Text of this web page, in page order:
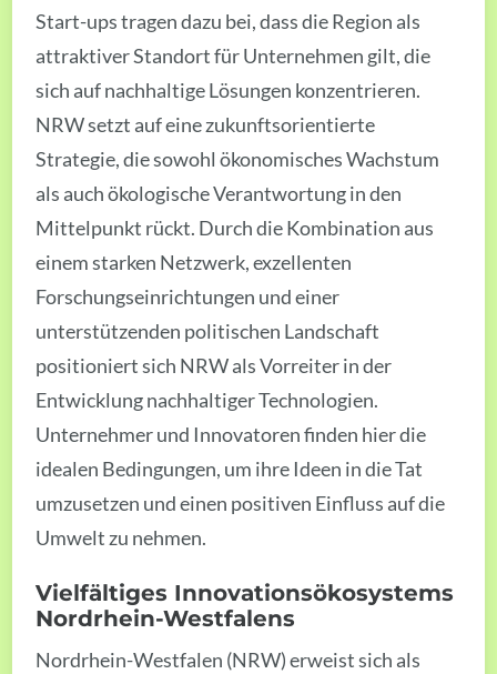
Start-ups tragen dazu bei, dass die Region als
attraktiver Standort für Unternehmen gilt, die
sich auf nachhaltige Lösungen konzentrieren.
NRW setzt auf eine zukunftsorientierte
Strategie, die sowohl ökonomisches Wachstum
als auch ökologische Verantwortung in den
Mittelpunkt rückt. Durch die Kombination aus
einem starken Netzwerk, exzellenten
Forschungseinrichtungen und einer
unterstützenden politischen Landschaft
positioniert sich NRW als Vorreiter in der
Entwicklung nachhaltiger Technologien.
Unternehmer und Innovatoren finden hier die
idealen Bedingungen, um ihre Ideen in die Tat
umzusetzen und einen positiven Einfluss auf die
Umwelt zu nehmen.
Vielfältiges Innovationsökosystems
Nordrhein-Westfalens
Nordrhein-Westfalen (NRW) erweist sich als